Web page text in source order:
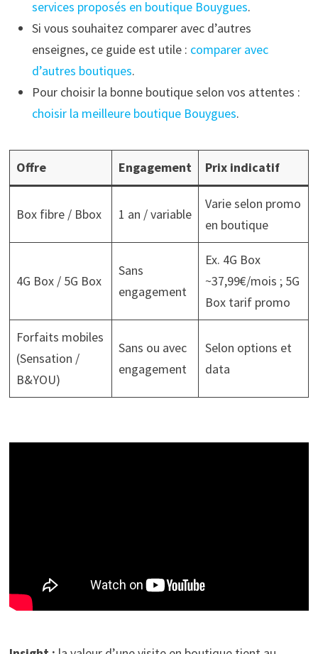
services proposés en boutique Bouygues.
Si vous souhaitez comparer avec d’autres
enseignes, ce guide est utile : comparer avec
d’autres boutiques.
Pour choisir la bonne boutique selon vos attentes :
choisir la meilleure boutique Bouygues.
Offre Engagement Prix indicatif
Box fibre / Bbox 1 an / variable
Varie selon promo
en boutique
4G Box / 5G Box
Sans
engagement
Ex. 4G Box
~37,99€/mois ; 5G
Box tarif promo
Forfaits mobiles
(Sensation /
B&YOU)
Sans ou avec
engagement
Selon options et
data